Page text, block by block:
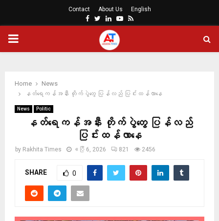
Contact About Us English
Facebook
Twitter
LinkedinYoutube
Rss
PRIMARY
Home
News
နတ်ရေကန်အနီး တိုက်ပွဲတွေ ပြန်လည် ပြင်းထန်လာနေ
News Politic
နတ်ရေကန်အနီး တိုက်ပွဲတွေ ပြန်လည်
ပြင်းထန်လာနေ
by Rakhita Times ဧပြီ 6, 2026 821 2456
SHARE 0